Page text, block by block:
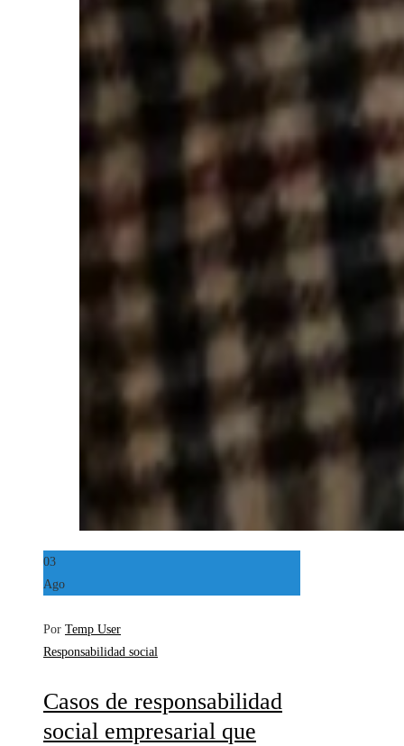
03
Ago
Por Temp User
Responsabilidad social
Casos de responsabilidad
social empresarial que